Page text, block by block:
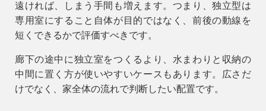
遠ければ、しまう手間も増えます。つまり、独立型は
専用室にすること自体が目的ではなく、前後の動線を
短くできるかで評価すべきです。
廊下の途中に独立室をつくるより、水まわりと収納の
中間に置く方が使いやすいケースもあります。広さだ
けでなく、家全体の流れで判断したい配置です。